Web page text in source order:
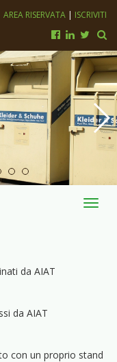
AREA RISERVATA | ISCRIVITI
da AIAT
da AIAT
con un proprio stand